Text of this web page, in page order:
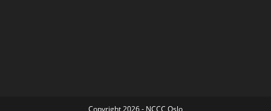
Copyright 2026 - NCCC Oslo